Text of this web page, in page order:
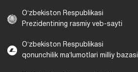
Oʻzbekiston Respublikasi
Prezidentining rasmiy veb-sayti
Oʻzbekiston Respublikasi
qonunchilik maʼlumotlari milliy bazasi